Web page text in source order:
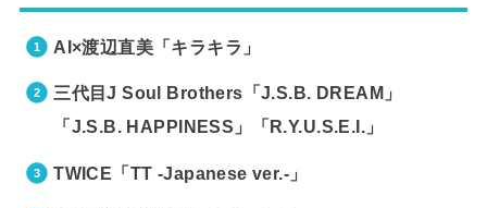
AI×渡辺直美「キラキラ」
三代目J Soul Brothers「J.S.B. DREAM」
「J.S.B. HAPPINESS」「R.Y.U.S.E.I.」
TWICE「TT -Japanese ver.-」